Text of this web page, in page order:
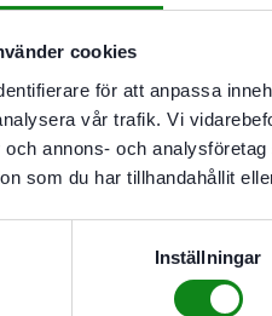
cookies
för att anpassa
vår trafik. Vi
annons- och
som du har tillhandahållit
Inställningar